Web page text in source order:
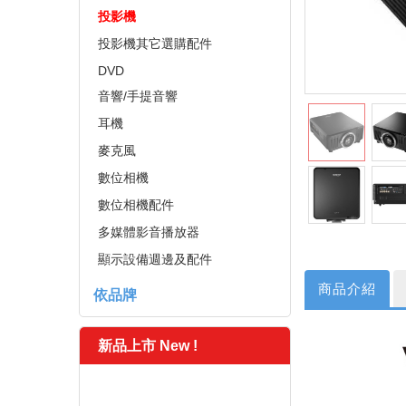
投影機
投影機其它選購配件
DVD
音響/手提音響
耳機
麥克風
數位相機
數位相機配件
多媒體影音播放器
顯示設備週邊及配件
依品牌
新品上市 New !
商品介紹